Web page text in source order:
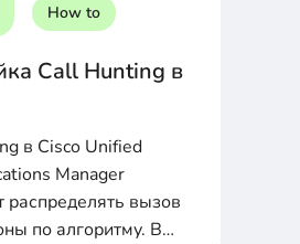
How to
Call Hunting в
в Cisco Unified
Manager
распределять вызов
по алгоритму. В